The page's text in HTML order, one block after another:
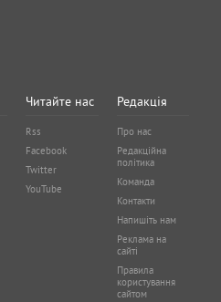
Читайте нас
Rss
Facebook
Twitter
YouTube
Редакція
Про нас
Редакційна
політика
Команда
Контакти
Напишіть нам
Реклама на
сайті
Правила
користування
сайтом